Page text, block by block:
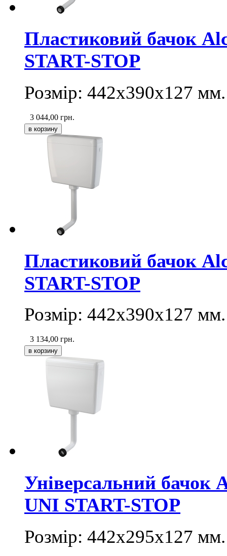
Пластиковий бачок
START-STOP
Розмір: 442х390х127 мм.
3 044,00 грн.
Пластиковий бачок
START-STOP
Розмір: 442х390х127 мм.
3 134,00 грн.
Універсальний бачок
UNI START-STOP
Розмір: 442х295х127 мм.